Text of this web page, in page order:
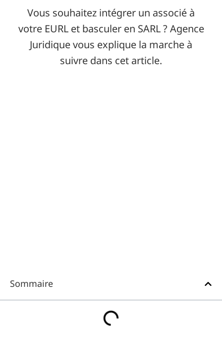
Vous souhaitez intégrer un associé à
votre EURL et basculer en SARL ? Agence
Juridique vous explique la marche à
suivre dans cet article.
Sommaire